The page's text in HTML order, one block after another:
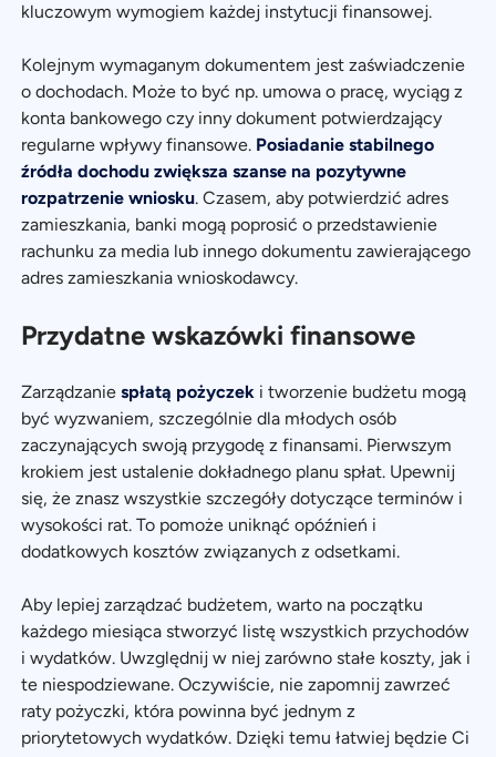
kluczowym wymogiem każdej instytucji finansowej.
Kolejnym wymaganym dokumentem jest zaświadczenie
o dochodach. Może to być np. umowa o pracę, wyciąg z
konta bankowego czy inny dokument potwierdzający
regularne wpływy finansowe. Posiadanie stabilnego
źródła dochodu zwiększa szanse na pozytywne
rozpatrzenie wniosku. Czasem, aby potwierdzić adres
zamieszkania, banki mogą poprosić o przedstawienie
rachunku za media lub innego dokumentu zawierającego
adres zamieszkania wnioskodawcy.
Przydatne wskazówki finansowe
Zarządzaniespłatą pożyczek i tworzenie budżetu mogą
być wyzwaniem, szczególnie dla młodych osób
zaczynających swoją przygodę z finansami. Pierwszym
krokiem jest ustalenie dokładnego planu spłat. Upewnij
się, że znasz wszystkie szczegóły dotyczące terminów i
wysokości rat. To pomoże uniknąć opóźnień i
dodatkowych kosztów związanych z odsetkami.
Aby lepiej zarządzać budżetem, warto na początku
każdego miesiąca stworzyć listę wszystkich przychodów
i wydatków. Uwzględnij w niej zarówno stałe koszty, jak i
te niespodziewane. Oczywiście, nie zapomnij zawrzeć
raty pożyczki, która powinna być jednym z
priorytetowych wydatków. Dzięki temu łatwiej będzie Ci